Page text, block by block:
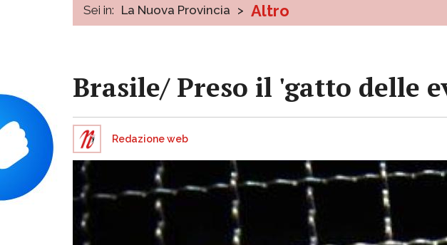
Sei in: La Nuova Provincia > Altro
Brasile/ Preso il 'gatto delle
Redazione web